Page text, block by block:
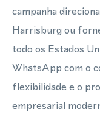
campanha
Harrisburg ou
todo os Estados
WhatsApp com o
flexibilidade e o
empresarial